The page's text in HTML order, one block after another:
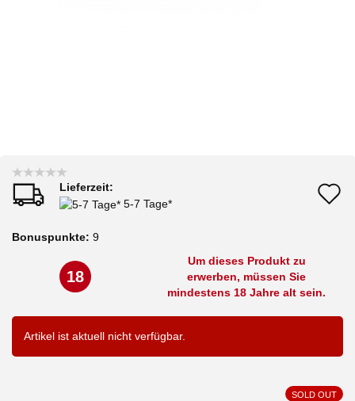
Lieferzeit:
5-7 Tage*
Bonuspunkte: 9
18
Um dieses Produkt zu
erwerben, müssen Sie
mindestens 18 Jahre alt sein.
Artikel ist aktuell nicht verfügbar.
SOLD OUT